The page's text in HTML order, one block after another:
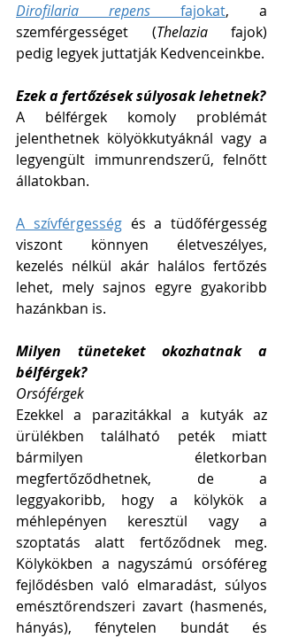
Dirofilaria repens fajokat, a
szemférgességet (Thelazia fajok)
Ezek a fertőzések súlyosak lehetnek?
A bélférgek komoly problémát
jelenthetnek kölyökkutyáknál vagy a
legyengült immunrendszerű, felnőtt
állatokban.
A szívférgesség és a tüdőférgesség
viszont könnyen életveszélyes,
kezelés nélkül akár halálos fertőzés
lehet, mely sajnos egyre gyakoribb
hazánkban is.
Milyen tüneteket okozhatnak a
bélférgek?
Orsóférgek
Ezekkel a parazitákkal a kutyák az
ürülékben található peték miatt
bármilyen életkorban
megfertőződhetnek, de a
leggyakoribb, hogy a kölykök a
méhlepényen keresztül vagy a
szoptatás alatt fertőződnek meg.
Kölykökben a nagyszámú orsóféreg
fejlődésben való elmaradást, súlyos
emésztőrendszeri zavart (hasmenés,
hányás), fénytelen bundát és